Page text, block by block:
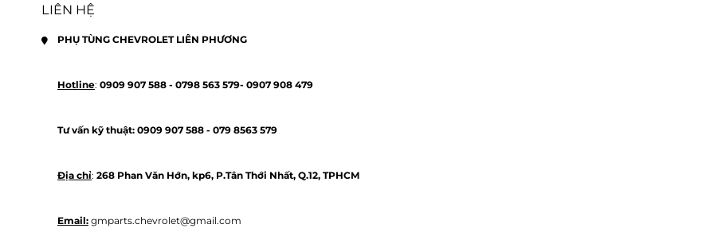
LIÊN HỆ
PHỤ TÙNG CHEVROLET LIÊN PHƯƠNG
Hotline: 0909 907 588 - 0798 563 579- 0907 908 479
Tư vấn kỹ thuật: 0909 907 588 - 079 8563 579
Địa chỉ: 268 Phan Văn Hớn, kp6, P.Tân Thới Nhất, Q.12, TPHCM
Email: gmparts.chevrolet@gmail.com